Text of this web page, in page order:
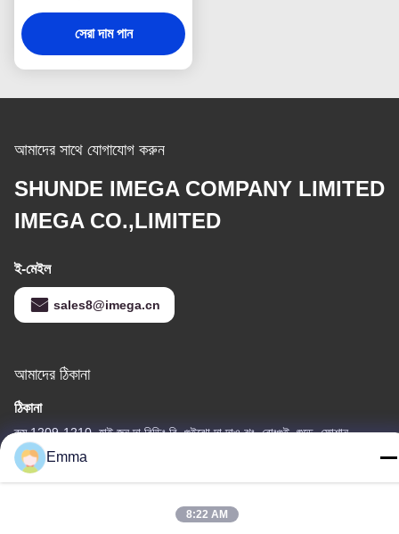
সেরা দাম পান
আমাদের সাথে যোগাযোগ করুন
SHUNDE IMEGA COMPANY LIMITED
IMEGA CO.,LIMITED
ই-মেইল
sales8@imega.cn
আমাদের ঠিকানা
ঠিকানা
রুম 1209-1210, হাই জুন দা বিল্ডিং বি, গুইঝো দা দাও ঝং, রোংগুই, শুন্ডে, ফোশান,
গুয়াংডং, চীন
টেল
Emma
8:22 AM